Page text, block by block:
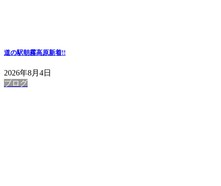
道の駅朝霧高原新着!!
2026年8月4日
ブログ